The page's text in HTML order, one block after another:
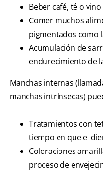
Beber café, té o
Comer muchos
pigmentados como
Acumulación de
endurecimiento de
Manchas internas
manchas intrínsecas)
Tratamientos con
tiempo en que el
Coloraciones
proceso de